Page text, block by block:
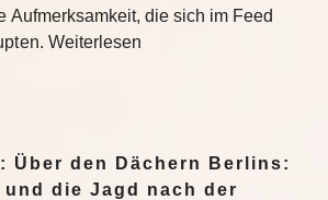
Aufmerksamkeit, die sich im Feed
Weiterlesen
Über den Dächern Berlins:
die Jagd nach der